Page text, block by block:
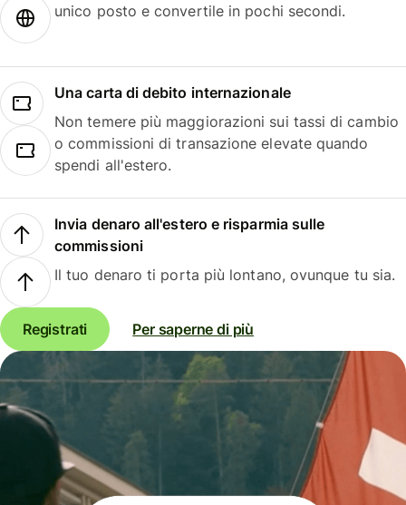
unico posto e convertile in pochi secondi.
Una carta di debito internazionale
Non temere più maggiorazioni sui tassi di cambio
o commissioni di transazione elevate quando
spendi all'estero.
Invia denaro all'estero e risparmia sulle
commissioni
Il tuo denaro ti porta più lontano, ovunque tu sia.
Registrati Per saperne di più